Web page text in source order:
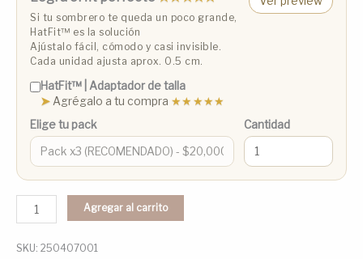
Si tu sombrero te queda un poco grande,
HatFit™️ es la solución
Ajústalo fácil, cómodo y casi invisible.
Cada unidad ajusta aprox. 0.5 cm.
HatFit™️ | Adaptador de talla
➤Agrégalo a tu compra ★★★★★
Elige tu pack
Cantidad
Agregar al carrito
SKU: 250407001